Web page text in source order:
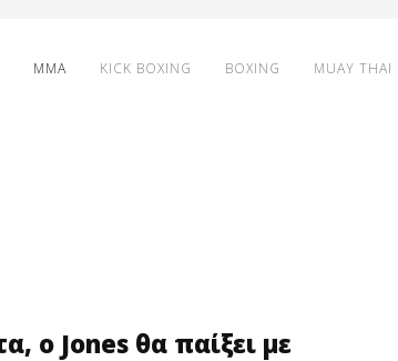
MMA KICK BOXING BOXING MUAY THAI
o Jones θα παίξει με